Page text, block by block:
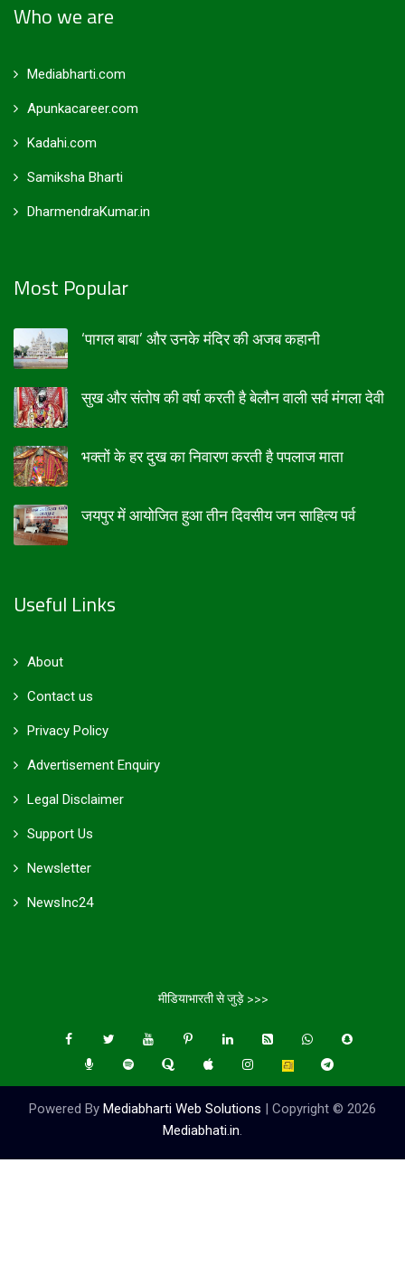
Who we are
Mediabharti.com
Apunkacareer.com
Kadahi.com
Samiksha Bharti
DharmendraKumar.in
Most Popular
‘पागल बाबा’ और उनके मंदिर की अजब कहानी
सुख और संतोष की वर्षा करती है बेलौन वाली सर्व मंगला देवी
भक्तों के हर दुख का निवारण करती है पपलाज माता
जयपुर में आयोजित हुआ तीन दिवसीय जन साहित्य पर्व
Useful Links
About
Contact us
Privacy Policy
Advertisement Enquiry
Legal Disclaimer
Support Us
Newsletter
NewsInc24
मीडियाभारती से जुड़े >>>
Powered By Mediabharti Web Solutions | Copyright © 2026
Mediabhati.in.